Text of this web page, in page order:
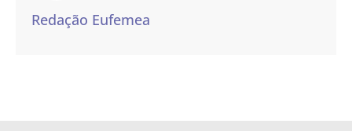
Redação Eufemea